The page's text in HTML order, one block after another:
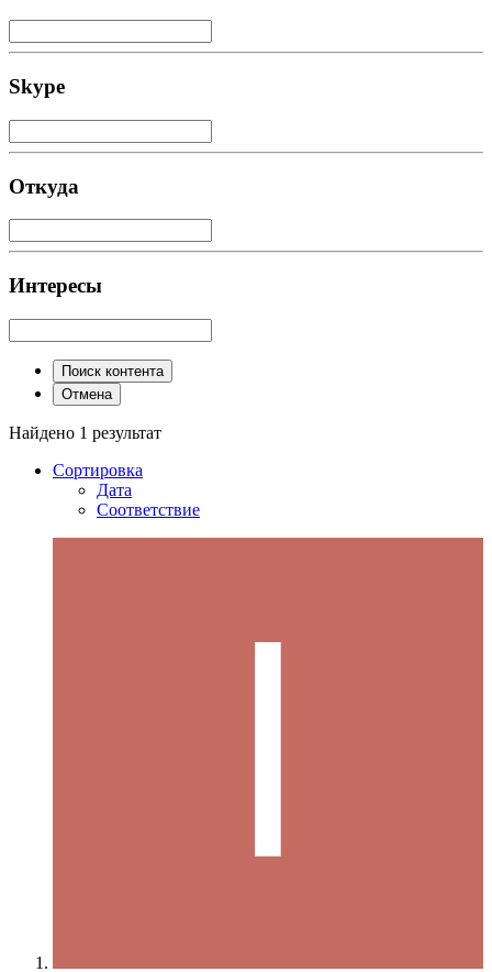
Skype
Откуда
Интересы
Поиск контента
Отмена
Найдено 1 результат
Сортировка
Дата
Соответствие